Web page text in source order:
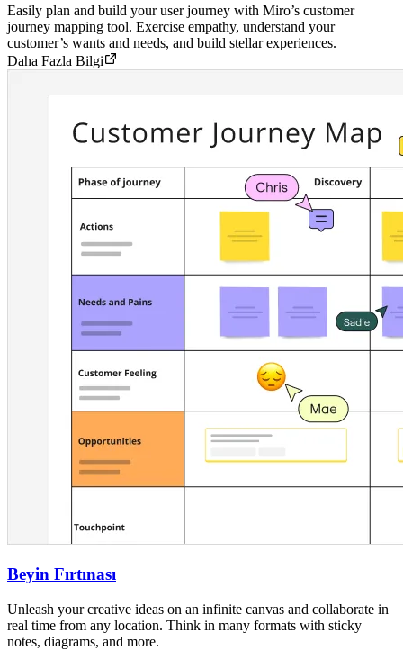
Easily plan and build your user journey with Miro’s customer
journey mapping tool. Exercise empathy, understand your
customer’s wants and needs, and build stellar experiences.
Daha Fazla Bilgi
Beyin Fırtınası
Unleash your creative ideas on an infinite canvas and collaborate in
real time from any location. Think in many formats with sticky
notes, diagrams, and more.